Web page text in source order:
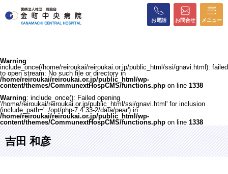
お電話 お問合せ メニュー
Warning:
include_once(/home/reiroukai/reiroukai.or.jp/public_html/ssi/gnavi.html): failed
to open stream: No such file or directory in
/home/reiroukai/reiroukai.or.jp/public_html/wp-
content/themes/CommunextHospCMS/functions.php on line 1338
Warning: include_once(): Failed opening
'/home/reiroukai/reiroukai.or.jp/public_html/ssi/gnavi.html' for inclusion
(include_path='.:/opt/php-7.4.33-2/data/pear') in
/home/reiroukai/reiroukai.or.jp/public_html/wp-
content/themes/CommunextHospCMS/functions.php on line 1338
吉田 和彦